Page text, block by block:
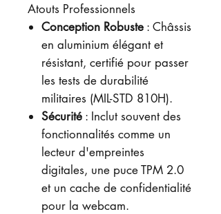
Atouts Professionnels
Conception Robuste : Châssis
en aluminium élégant et
résistant, certifié pour passer
les tests de durabilité
militaires (MIL-STD 810H).
Sécurité : Inclut souvent des
fonctionnalités comme un
lecteur d'empreintes
digitales, une puce TPM 2.0
et un cache de confidentialité
pour la webcam.